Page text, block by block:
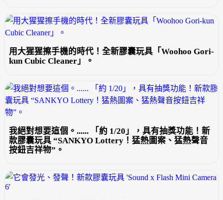
用大猩猩擦手機的時代！全新膠囊玩具「Woohoo Gori-
kun Cubic Cleaner」。
我絕對想要這個。...... 「約 1/20」，具有抽獎功能！新
款膠囊玩具 “SANKYO Lottery！猛熱圖案、猛熱聲音
按鈕吉祥物”。